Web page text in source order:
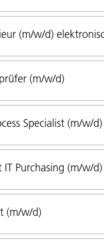
(m/w/d)
(m/w/d)
Specialist (m/w/d)
Purchasing (m/w/d)
(m/w/d)